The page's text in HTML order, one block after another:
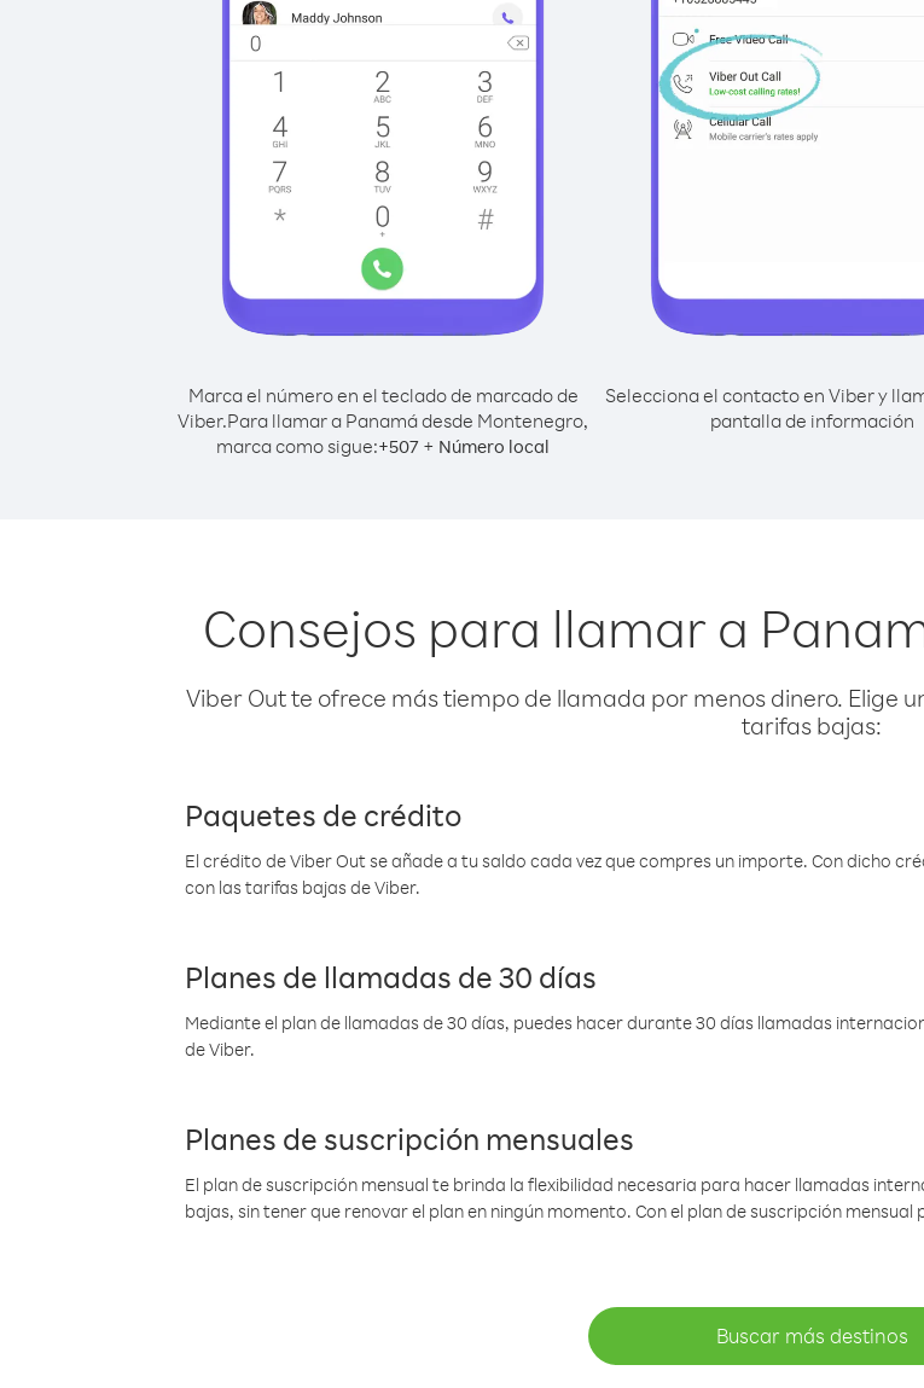
Marca el número en el teclado de marcado de
Viber.Para llamar a Panamá desde Montenegro,
marca como sigue:+507 + Número local
Selecciona el contacto en Viber y
pantalla de información
Consejos para llamar a
Viber Out te ofrece más tiempo de llamada por menos dinero. Elige
tarifas bajas:
Paquetes de crédito
El crédito de Viber Out se añade a tu saldo cada vez que compres un importe. Con dicho
con las tarifas bajas de Viber.
Planes de llamadas de 30 días
Mediante el plan de llamadas de 30 días, puedes hacer durante 30 días llamadas
de Viber.
Planes de suscripción mensuales
El plan de suscripción mensual te brinda la flexibilidad necesaria para hacer llamadas
bajas, sin tener que renovar el plan en ningún momento. Con el plan de suscripción
Buscar más destinos